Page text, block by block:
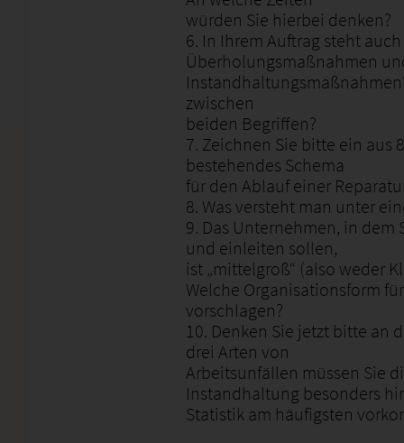
würden Sie hierbei denken?
6. In Ihrem Auftrag steht
Überholungsmaßnahmen
zwischen
beiden Begriffen?
7. Zeichnen Sie bitte ein aus
bestehendes Schema
für den Ablauf einer
8. Was versteht man unter
9. Das Unternehmen, in
und einleiten sollen,
ist „mittelgroß“ (also weder
Welche Organisationsform
vorschlagen?
10. Denken Sie jetzt bitte an
drei Arten von
Arbeitsunfällen müssen Sie
Instandhaltung besonders
Statistik am häufigsten